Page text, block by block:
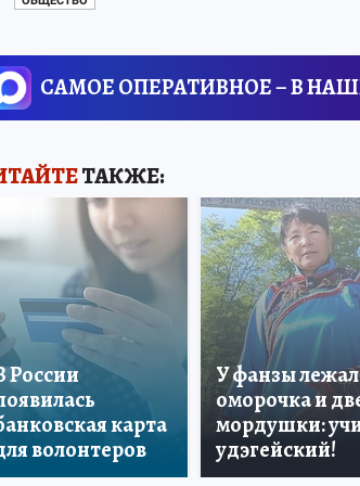
САМОЕ ОПЕРАТИВНОЕ – В
ТАКЖЕ:
России
карта
волонтеров
У фанзы
оморочка и
мордушки:
удэгейский!